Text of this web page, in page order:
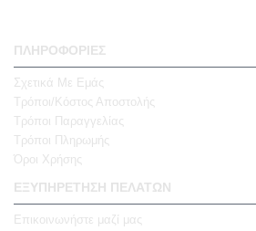
ΠΛΗΡΟΦΟΡΊΕΣ
Σχετικά Με Εμάς
Τρόποι/Κόστος Αποστολής
Τρόποι Παραγγελίας
Τρόποι Πληρωμής
Όροι Χρήσης
ΕΞΥΠΗΡΈΤΗΣΗ ΠΕΛΑΤΏΝ
Επικοινωνήστε μαζί μας